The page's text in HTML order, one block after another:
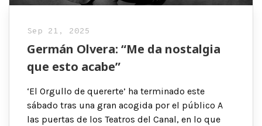
Sep 21, 2025
Germán Olvera: “Me da nostalgia
que esto acabe”
‘El Orgullo de quererte’ ha terminado este
sábado tras una gran acogida por el público A
las puertas de los Teatros del Canal, en lo que